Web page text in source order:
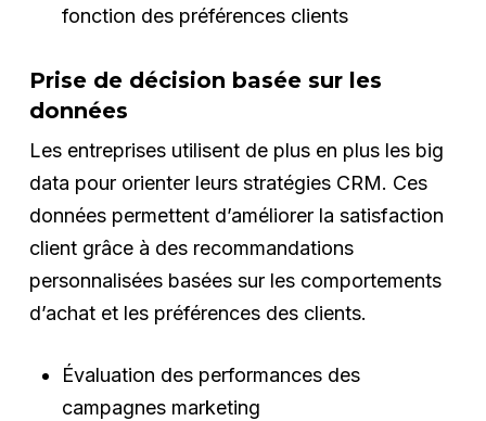
fonction des préférences clients
Prise de décision basée sur les
données
Les entreprises utilisent de plus en plus les big
data pour orienter leurs stratégies CRM. Ces
données permettent d’améliorer la satisfaction
client grâce à des recommandations
personnalisées basées sur les comportements
d’achat et les préférences des clients.
Évaluation des performances des
campagnes marketing